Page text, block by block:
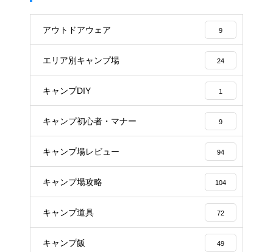
アウトドアウェア 9
エリア別キャンプ場 24
キャンプDIY 1
キャンプ初心者・マナー 9
キャンプ場レビュー 94
キャンプ場攻略 104
キャンプ道具 72
キャンプ飯 49